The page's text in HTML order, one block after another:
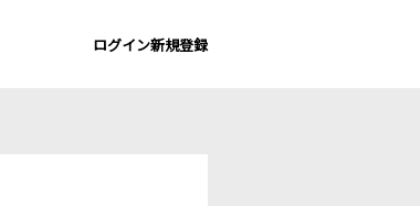
ログイン新規登録